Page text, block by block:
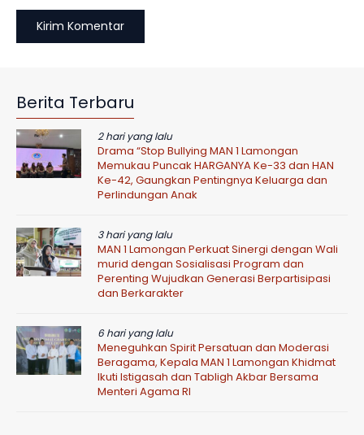
Berita Terbaru
2 hari yang lalu
Drama “Stop Bullying MAN 1 Lamongan
Memukau Puncak HARGANYA Ke-33 dan HAN
Ke-42, Gaungkan Pentingnya Keluarga dan
Perlindungan Anak
3 hari yang lalu
MAN 1 Lamongan Perkuat Sinergi dengan Wali
murid dengan Sosialisasi Program dan
Perenting Wujudkan Generasi Berpartisipasi
dan Berkarakter
6 hari yang lalu
Meneguhkan Spirit Persatuan dan Moderasi
Beragama, Kepala MAN 1 Lamongan Khidmat
Ikuti Istigasah dan Tabligh Akbar Bersama
Menteri Agama RI